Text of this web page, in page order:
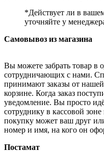
*Действует ли в
уточняйте у
Самовывоз из магазина
Вы можете забрать товар в
сотрудничающих с нами.
принимают заказы от
корзине. Когда заказ
уведомление. Вы просто
сотруднику в кассовой
покупку может ваш друг
номер и имя, на кого он
Постамат